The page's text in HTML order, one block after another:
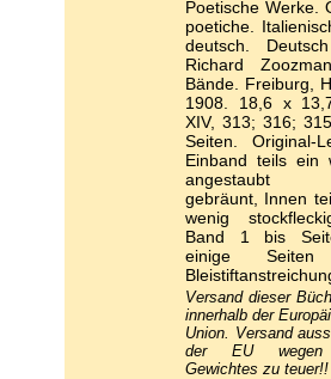
Poetische Werke.
poetiche.
deutsch.
Richard
Bände. Freiburg,
1908. 18,6 x
XIV, 313; 316;
Seiten. Original-
Einband teils ein
angestaubt
gebräunt, Innen
wenig
Band 1 bis
einige
Versand dieser
innerhalb der
Union. Versand
der EU
Gewichtes zu teuer!!